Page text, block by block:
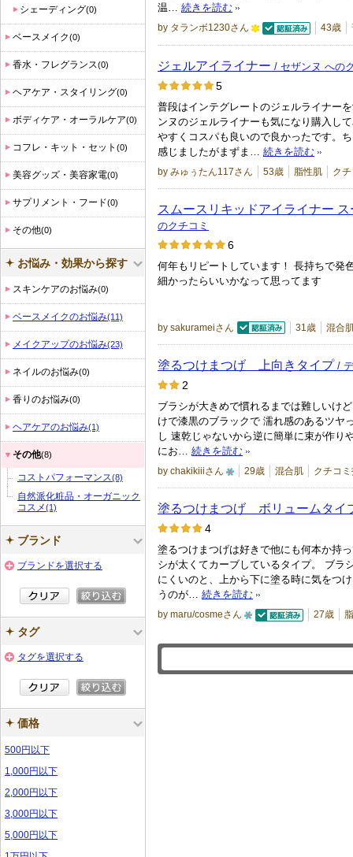
て
い
ま
す
り
録
て
い
ま
す
温… 続きを読む
by タランボ1230さん
0
上
の
メ
ン
バ
お
気
入
り
さ
れ
て
ま
43歳
ジェルアイライナー / セザンヌ への
5
普段はインテグレートのジェルライナー
ンヌのジェルライナーも気になり購入し
やすくコスパも良いので良かったです。
感じましたがまずま… 続きを読む
by みゅぅたん117さん 53歳 脂性肌 ク
スムースリキッドアイライナー
のクチコミ
6
何年もリピートしています！ 長持ちで発
細かったらいいかなって思ってます
by sakurameiさん
31歳 混合
塗るつけまつげ 上向きタイプ /
2
ブラシが大きめで慣れるまでは難しいけ
けで漆黒のブラックで 濡れ感のあるツヤ
し 速乾じゃないから逆に簡単に束が作り
にお… 続きを読む
by chakikiiiさん
1
0
以
上
の
メ
ン
に
29歳 混合肌 クチコ
塗るつけまつげ ボリュームタイ
4
塗るつけまつげは好きで他にも何本か持
シが太くてカーブしているタイプ。 ブラ
にくいのと、上から下に塗る時に気をつ
うのが… 続きを読む
by maru/cosmeさん
0
27歳
シェーディング(0)
ベースメイク(0)
香水・フレグランス(0)
ヘアケア・スタイリング(0)
ボディケア・オーラルケア(0)
コフレ・キット・セット (0)
美容グッズ・美容家電(0)
サプリメント・フード(0)
その他(0)
お悩み・効果から探す
スキンケアのお悩み(0)
ベースメイクのお悩み(11)
メイクアップのお悩み(23)
ネイルのお悩み(0)
香りのお悩み(0)
ヘアケアのお悩み(1)
その他(8)
コストパフォーマンス(8)
自然派化粧品・オーガニック
コスメ(1)
ブランド
ブランドを選択する
タグ
タグを選択する
価格
500円以下
1,000円以下
2,000円以下
3,000円以下
5,000円以下